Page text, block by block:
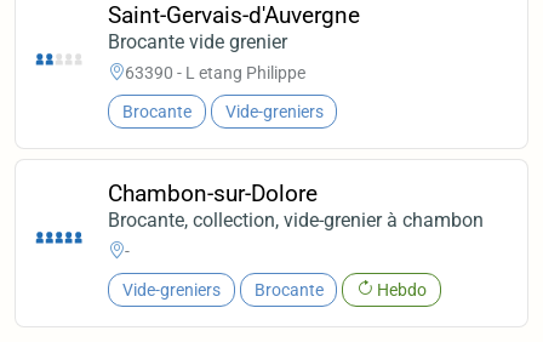
Saint-Gervais-d'Auvergne
Brocante vide grenier
63390 - L etang Philippe
Brocante Vide-greniers
Chambon-sur-Dolore
Brocante, collection, vide-grenier à chambon
-
Vide-greniers Brocante Hebdo